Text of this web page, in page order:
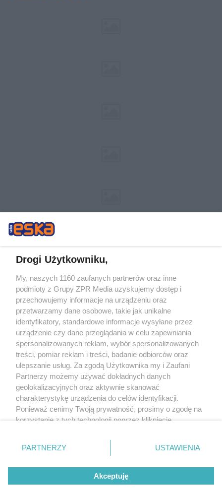
Żaden utwór zamieszczony w serwisie nie może być powielany i
rozpowszechniany lub dalej rozpowszechniany w jakikolwiek sposób (w
tym także elektroniczny lub mechaniczny) na jakimkolwiek polu
eksploatacji w jakiejkolwiek formie, włącznie z umieszczaniem w Internecie
bez pisemnej zgody właściciela praw. Jakiekolwiek użycie lub
wykorzystanie utworów w całości lub w części z naruszeniem prawa, tzn.
bez właściwej zgody, jest zabronione pod groźbą kary i może być ścigane
prawnie.
O nas
Drogi Użytkowniku,
My, naszych 1160 zaufanych partnerów oraz inne
podmioty z Grupy ZPR Media uzyskujemy dostęp i
przechowujemy informacje na urządzeniu oraz
przetwarzamy dane osobowe, takie jak unikalne
identyfikatory, standardowe informacje wysyłane przez
urządzenie czy dane przeglądania w celu zapewniania
spersonalizowanych reklam, wybór spersonalizowanych
treści, pomiar reklam i treści, badanie odbiorców oraz
ulepszanie usług. Za zgodą Użytkownika my i Zaufani
Partnerzy możemy używać dokładnych danych
geolokalizacyjnych oraz aktywnie skanować
charakterystykę urządzenia do celów identyfikacji.
Ponieważ cenimy Twoją prywatność, prosimy o zgodę na
korzystanie z tych technologii poprzez kliknięcie
zmienić/wycofać klikając przycisk ustawień prywatności
znajdujący się w lewym dolnym rogu strony
rodzaje przetwarzania danych nie wymagają zgody
użytkownika, ale masz prawo sprzeciwić się takiemu
przetwarzaniu. Preferencje będą miały zastosowanie tylko
PARTNERZY USTAWIENIA
Akceptuję